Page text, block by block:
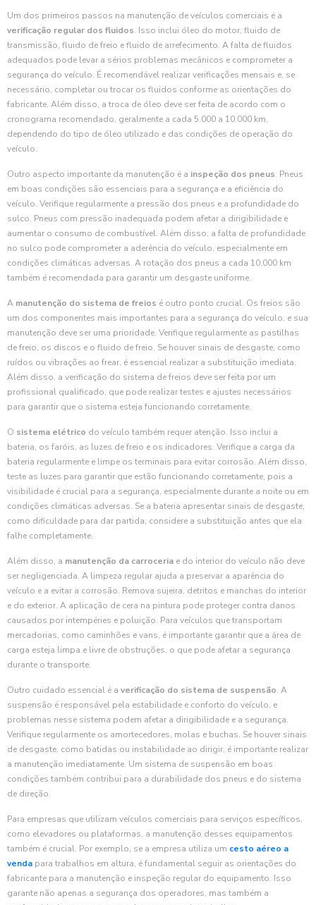
Um dos primeiros passos na manutenção de veículos comerciais é a
verificação regular dos fluidos. Isso inclui óleo do motor, fluido de
transmissão, fluido de freio e fluido de arrefecimento. A falta de fluidos
adequados pode levar a sérios problemas mecânicos e comprometer a
segurança do veículo. É recomendável realizar verificações mensais e, se
necessário, completar ou trocar os fluidos conforme as orientações do
fabricante. Além disso, a troca de óleo deve ser feita de acordo com o
cronograma recomendado, geralmente a cada 5.000 a 10.000 km,
dependendo do tipo de óleo utilizado e das condições de operação do
veículo.
Outro aspecto importante da manutenção é a inspeção dos pneus. Pneus
em boas condições são essenciais para a segurança e a eficiência do
veículo. Verifique regularmente a pressão dos pneus e a profundidade do
sulco. Pneus com pressão inadequada podem afetar a dirigibilidade e
aumentar o consumo de combustível. Além disso, a falta de profundidade
no sulco pode comprometer a aderência do veículo, especialmente em
condições climáticas adversas. A rotação dos pneus a cada 10.000 km
também é recomendada para garantir um desgaste uniforme.
A manutenção do sistema de freios é outro ponto crucial. Os freios são
um dos componentes mais importantes para a segurança do veículo, e sua
manutenção deve ser uma prioridade. Verifique regularmente as pastilhas
de freio, os discos e o fluido de freio. Se houver sinais de desgaste, como
ruídos ou vibrações ao frear, é essencial realizar a substituição imediata.
Além disso, a verificação do sistema de freios deve ser feita por um
profissional qualificado, que pode realizar testes e ajustes necessários
para garantir que o sistema esteja funcionando corretamente.
O sistema elétrico do veículo também requer atenção. Isso inclui a
bateria, os faróis, as luzes de freio e os indicadores. Verifique a carga da
bateria regularmente e limpe os terminais para evitar corrosão. Além disso,
teste as luzes para garantir que estão funcionando corretamente, pois a
visibilidade é crucial para a segurança, especialmente durante a noite ou em
condições climáticas adversas. Se a bateria apresentar sinais de desgaste,
como dificuldade para dar partida, considere a substituição antes que ela
falhe completamente.
Além disso, a manutenção da carroceria e do interior do veículo não deve
ser negligenciada. A limpeza regular ajuda a preservar a aparência do
veículo e a evitar a corrosão. Remova sujeira, detritos e manchas do interior
e do exterior. A aplicação de cera na pintura pode proteger contra danos
causados por intempéries e poluição. Para veículos que transportam
mercadorias, como caminhões e vans, é importante garantir que a área de
carga esteja limpa e livre de obstruções, o que pode afetar a segurança
durante o transporte.
Outro cuidado essencial é a verificação do sistema de suspensão. A
suspensão é responsável pela estabilidade e conforto do veículo, e
problemas nesse sistema podem afetar a dirigibilidade e a segurança.
Verifique regularmente os amortecedores, molas e buchas. Se houver sinais
de desgaste, como batidas ou instabilidade ao dirigir, é importante realizar
a manutenção imediatamente. Um sistema de suspensão em boas
condições também contribui para a durabilidade dos pneus e do sistema
de direção.
Para empresas que utilizam veículos comerciais para serviços específicos,
como elevadores ou plataformas, a manutenção desses equipamentos
também é crucial. Por exemplo, se a empresa utiliza um cesto aéreo a
venda para trabalhos em altura, é fundamental seguir as orientações do
fabricante para a manutenção e inspeção regular do equipamento. Isso
garante não apenas a segurança dos operadores, mas também a